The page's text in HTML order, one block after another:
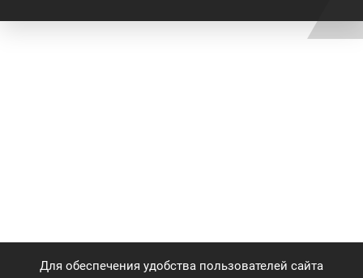
Для обеспечения удобства пользователей сайта